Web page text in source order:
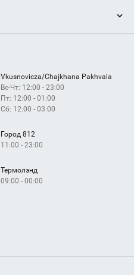
Vkusnovicza/Chajkhana Pakhvala
Вс-Чт: 12:00 - 23:00
Пт: 12:00 - 01:00
Сб: 12:00 - 03:00
Город 812
11:00 - 23:00
Термолэнд
09:00 - 00:00